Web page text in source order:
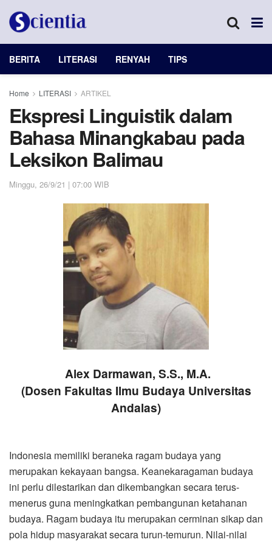
BERITA LITERASI RENYAH TIPS
Home LITERASI ARTIKEL
Ekspresi Linguistik dalam
Bahasa Minangkabau pada
Leksikon Balimau
Minggu, 26/9/21 | 07:00 WIB
Alex Darmawan, S.S., M.A.
(Dosen Fakultas Ilmu Budaya Universitas
Andalas)
Indonesia memiliki beraneka ragam budaya yang
merupakan kekayaan bangsa. Keanekaragaman budaya
ini perlu dilestarikan dan dikembangkan secara terus-
menerus guna meningkatkan pembangunan ketahanan
budaya. Ragam budaya itu merupakan cerminan sikap dan
pola hidup masyarakat secara turun-temurun. Nilai-nilai